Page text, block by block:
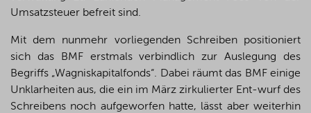
Umsatzsteuer befreit sind.
Mit dem nunmehr vorliegenden Schreiben positioniert
sich das BMF erstmals verbindlich zur Auslegung des
Begriffs „Wagniskapitalfonds“. Dabei räumt das BMF einige
Unklarheiten aus, die ein im März zirkulierter Ent-wurf des
Schreibens noch aufgeworfen hatte, lässt aber weiterhin